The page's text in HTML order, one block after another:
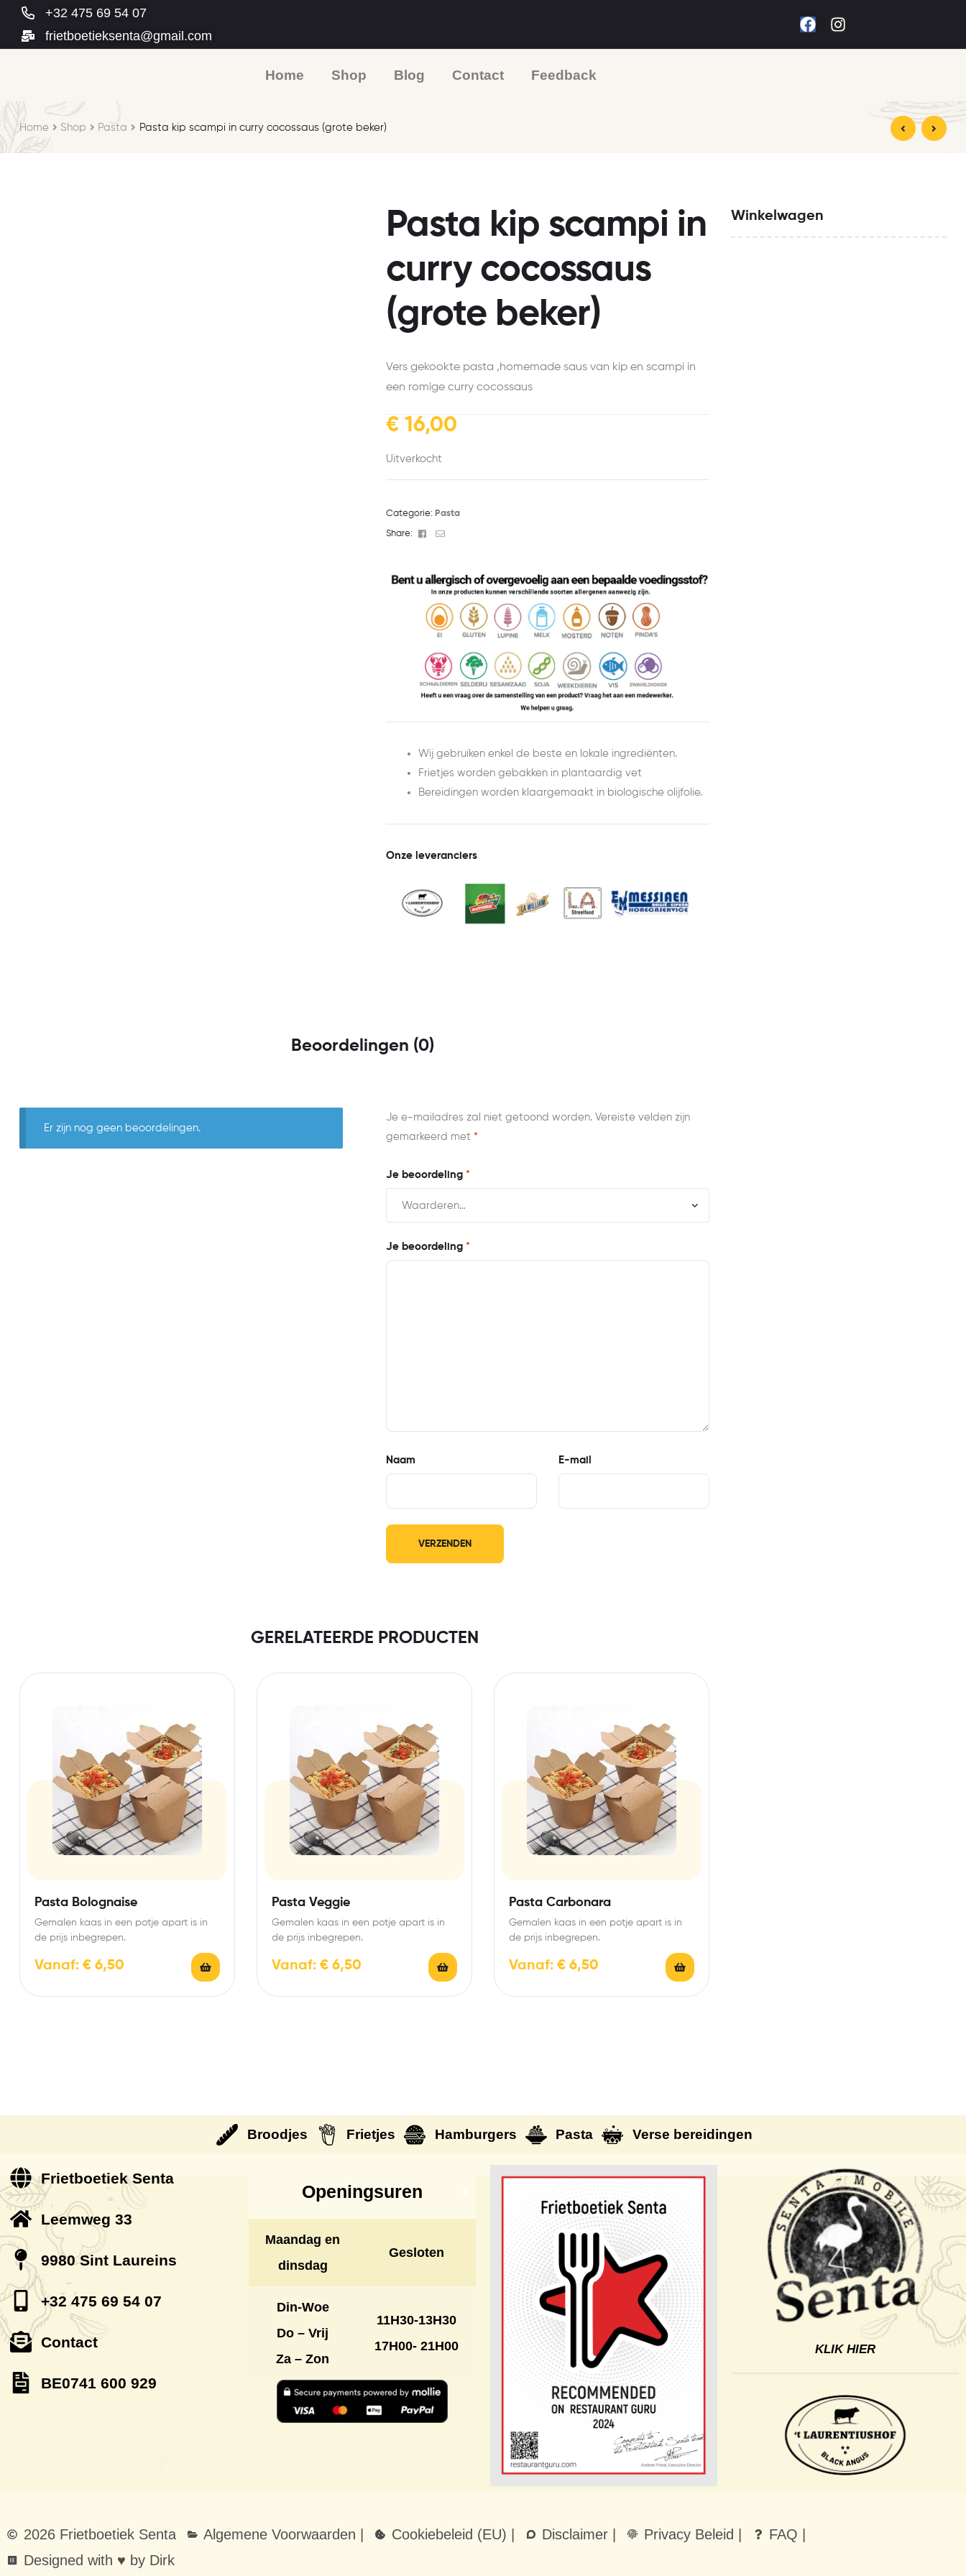
+32 475 69 54 07
frietboetieksenta@gmail.com
Home Shop Blog Contact Feedback
Home Shop Pasta Pasta kip scampi in curry cocossaus (grote beker)
Pasta kip scampi in
curry cocossaus
(grote beker)
Vers gekookte pasta ,homemade saus van kip en scampi in
een romige curry cocossaus
€ 16,00
Uitverkocht
Categorie: Pasta
Share: Facebook
Email
Wij gebruiken enkel de beste en lokale ingrediënten.
Frietjes worden gebakken in plantaardig vet
Bereidingen worden klaargemaakt in biologische olijfolie.
Onze leveranciers
Beoordelingen (0)
Er zijn nog geen beoordelingen.
Je e-mailadres zal niet getoond worden. Vereiste velden zijn
gemarkeerd met *
Je beoordeling *
Je beoordeling *
Naam E-mail
GERELATEERDE PRODUCTEN
Pasta Bolognaise
Gemalen kaas in een potje apart is in
de prijs inbegrepen.
Vanaf: € 6,50
Pasta Veggie
Gemalen kaas in een potje apart is in
de prijs inbegrepen.
Vanaf: € 6,50
Pasta Carbonara
Gemalen kaas in een potje apart is in
de prijs inbegrepen.
Vanaf: € 6,50
Winkelwagen
Broodjes Frietjes Hamburgers Pasta Verse bereidingen
Frietboetiek Senta
Leemweg 33
9980 Sint Laureins
+32 475 69 54 07
Contact
BE0741 600 929
Openingsuren
Maandag en
dinsdag
Gesloten
Din-Woe
Do – Vrij
Za – Zon
11H30-13H30
17H00- 21H00
KLIK HIER
2026 Frietboetiek Senta Algemene Voorwaarden | Cookiebeleid (EU) | Disclaimer | Privacy Beleid |
FAQ |
Designed with ♥ by Dirk